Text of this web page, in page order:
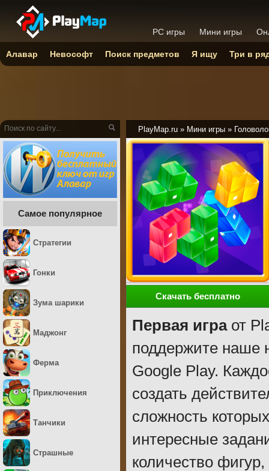
PlayMap.ru » Мини игры »
Скачать бесплатно
Первая играот
поддержите наше
Google Play.
создать
сложность
интересные
количество
Самое популярное
Стратегии
Гонки
Зума шарики
Маджонг
Ферма
Приключения
Танчики
Страшные
PC игры Мини игры
Алавар Невософт Поиск предметов Я ищу Три в